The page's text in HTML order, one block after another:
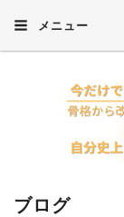
メニュー
ブログ